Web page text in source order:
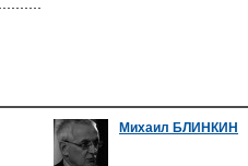
Михаил БЛИНКИН